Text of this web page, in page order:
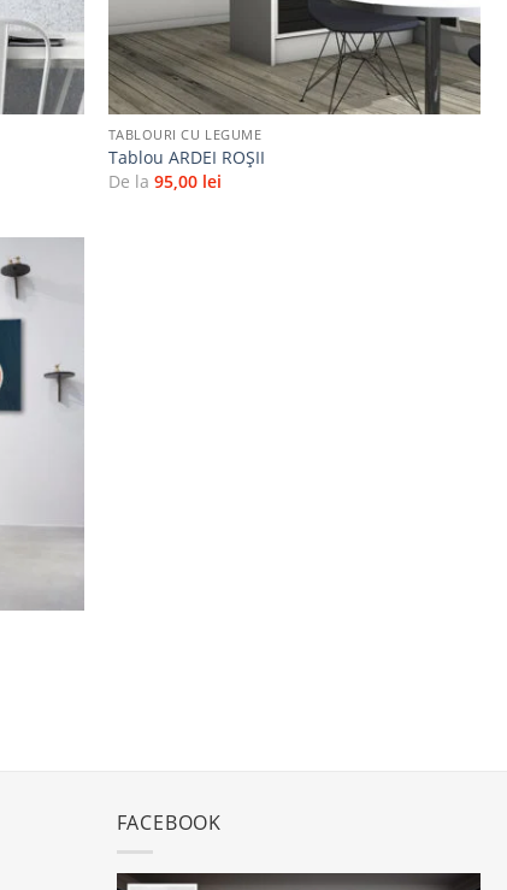
+
TABLOURI CU LEGUME
Tablou ARDEI ROŞII
De la 95,00 lei
favorite
FACEBOOK